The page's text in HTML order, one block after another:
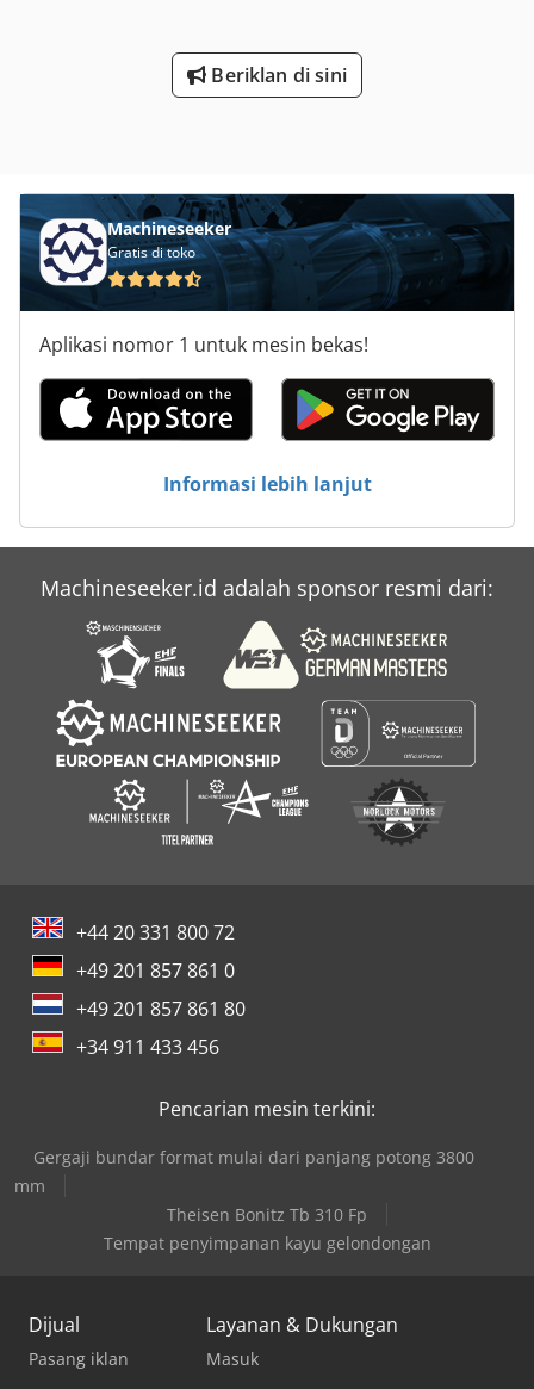
information is given in good faith, but accuracy cannot be
guaranteed. Accordingly, these details do not constitute
Beriklan di sini
Machineseeker
Gratis di toko
Aplikasi nomor 1 untuk mesin bekas!
Informasi lebih lanjut
Machineseeker.id adalah sponsor resmi dari:
+44 20 331 800 72
+49 201 857 861 0
+49 201 857 861 80
+34 911 433 456
Pencarian mesin terkini:
Gergaji bundar format mulai dari panjang potong 3800
mm
Theisen Bonitz Tb 310 Fp
Tempat penyimpanan kayu gelondongan
Dijual
Pasang iklan
Layanan & Dukungan
Masuk